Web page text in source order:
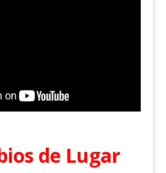
de Lugar